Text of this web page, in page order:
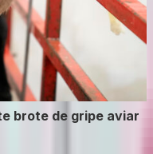
brote de gripe aviar